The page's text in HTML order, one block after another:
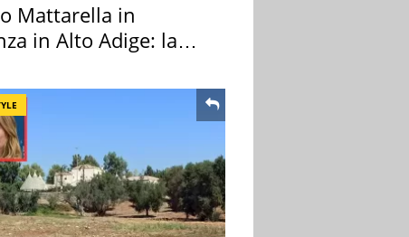
Mattarella in
in Alto Adige: la